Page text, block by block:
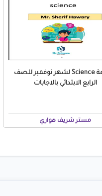
مراجعة Science لشهر نوفمبر للصف
الرابع الابتدائي بالاجابات
مستر شريف هواري